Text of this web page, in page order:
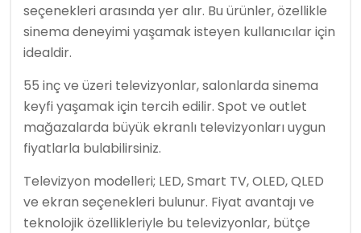
seçenekleri arasında yer alır. Bu ürünler, özellikle
sinema deneyimi yaşamak isteyen kullanıcılar için
idealdir.
55 inç ve üzeri televizyonlar, salonlarda sinema
keyfi yaşamak için tercih edilir. Spot ve outlet
mağazalarda büyük ekranlı televizyonları uygun
fiyatlarla bulabilirsiniz.
Televizyon modelleri; LED, Smart TV, OLED, QLED
ve ekran seçenekleri bulunur. Fiyat avantajı ve
teknolojik özellikleriyle bu televizyonlar, bütçe